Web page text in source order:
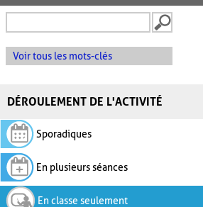
Voir tous les mots-clés
DÉROULEMENT DE L'ACTIVITÉ
Sporadiques
En plusieurs séances
En classe seulement